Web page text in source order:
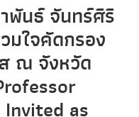
พันธ์ จันทร์ศิริ
มใจคัดกรอง
ณ จังหวัด
as